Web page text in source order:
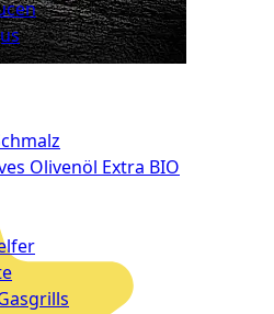
Olivenöl Extra BIO